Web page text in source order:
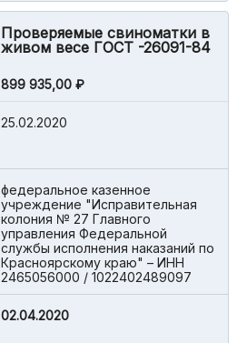
Проверяемые свиноматки в
живом весе ГОСТ -26091-84
899 935,00 ₽
25.02.2020
федеральное казенное
учреждение "Исправительная
колония № 27 Главного
управления Федеральной
службы исполнения наказаний по
Красноярскому краю" – ИНН
2465056000 / 1022402489097
02.04.2020